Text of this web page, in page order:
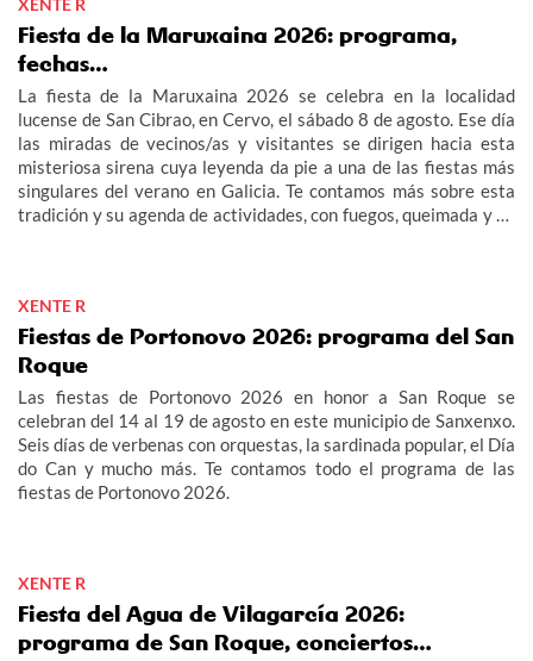
Fiesta de la Maruxaina 2026: programa,
fechas…
La fiesta de la Maruxaina 2026 se celebra en la localidad
lucense de San Cibrao, en Cervo, el sábado 8 de agosto. Ese día
las miradas de vecinos/as y visitantes se dirigen hacia esta
misteriosa sirena cuya leyenda da pie a una de las fiestas más
singulares del verano en Galicia. Te contamos más sobre esta
tradición y su agenda de actividades, con fuegos, queimada y un
XENTE R
Fiestas de Portonovo 2026: programa del San
Roque
Las fiestas de Portonovo 2026 en honor a San Roque se
celebran del 14 al 19 de agosto en este municipio de Sanxenxo.
Seis días de verbenas con orquestas, la sardinada popular, el Día
do Can y mucho más. Te contamos todo el programa de las
fiestas de Portonovo 2026.
XENTE R
Fiesta del Agua de Vilagarcía 2026:
programa de San Roque, conciertos…